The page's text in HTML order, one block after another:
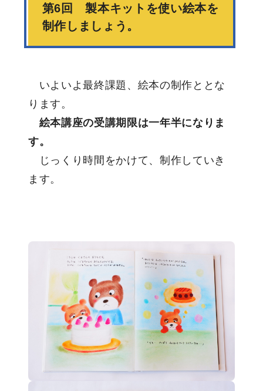
第6回 製本キットを使い絵本を
制作しましょう。
いよいよ最終課題、絵本の制作ととな
ります。
絵本講座の受講期限は一年半になりま
す。
じっくり時間をかけて、制作していき
ます。